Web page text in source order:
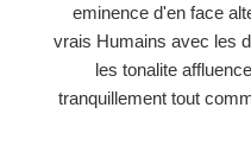
eminence d'en face
vrais Humains avec les
les tonalite
tranquillement tout